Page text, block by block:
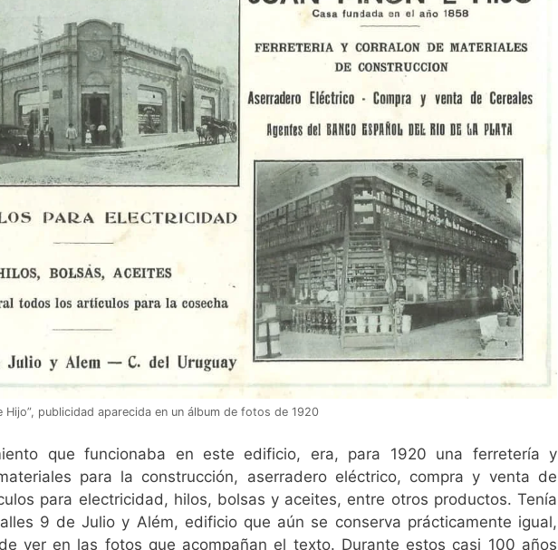
Hijo”, publicidad aparecida en un álbum de fotos de 1920
que funcionaba en este edificio, era, para 1920 una ferretería y
para la construcción, aserradero eléctrico, compra y venta de
para electricidad, hilos, bolsas y aceites, entre otros productos. Tenía
9 de Julio y Além, edificio que aún se conserva prácticamente igual,
ver en las fotos que acompañan el texto. Durante estos casi 100 años